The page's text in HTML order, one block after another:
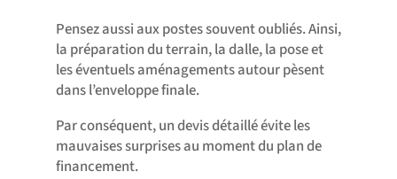
Pensez aussi aux postes souvent oubliés. Ainsi,
la préparation du terrain, la dalle, la pose et
les éventuels aménagements autour pèsent
dans l’enveloppe finale.
Par conséquent, un devis détaillé évite les
mauvaises surprises au moment du plan de
financement.